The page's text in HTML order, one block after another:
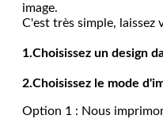
image.
C'est très simple, laissez
1.Choisissez un design
2.Choisissez le mode
Option 1 : Nous